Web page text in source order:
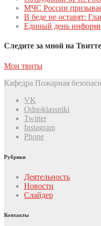
МЧС России
В беде не оставят:
Единый день
Следите за мной на
Мои твиты
Кафедра Пожарная
VK
Odnoklassniki
Twitter
Instagram
Phone
Рубрики
Деятельность
Новости
Слайдер
Контакты